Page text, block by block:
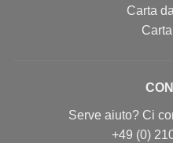
Carta
Serve aiuto? Ci
+49 (0)